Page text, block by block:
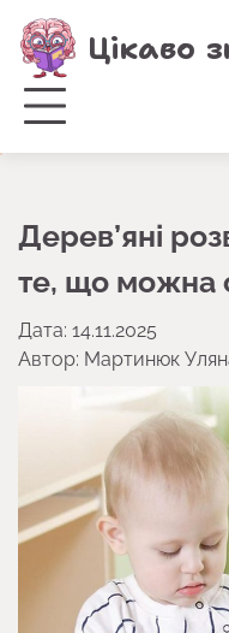
Перейти
до
вмісту
Цікаво
Дерев’яні
те, що можна
Дата: 14.11.2025
Автор: Мартинюк